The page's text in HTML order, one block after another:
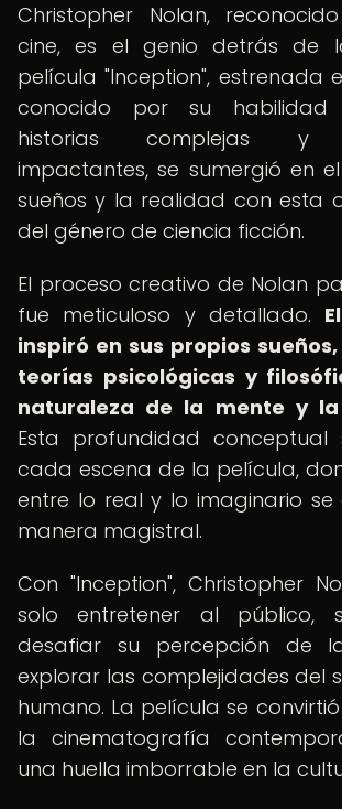
Christopher Nolan,
cine, es el genio detrás de
película "Inception", estrenada
conocido por su
historias complejas y
impactantes, se sumergió en
sueños y la realidad con esta
del género de ciencia ficción.
El proceso creativo de Nolan
fue meticuloso y detallado.
inspiró en sus propios
teorías psicológicas y
naturaleza de la mente y la
Esta profundidad conceptual
cada escena de la película,
entre lo real y lo imaginario se
manera magistral.
Con "Inception", Christopher
solo entretener al público,
desafiar su percepción de
explorar las complejidades del
humano. La película se
la cinematografía
una huella imborrable en la